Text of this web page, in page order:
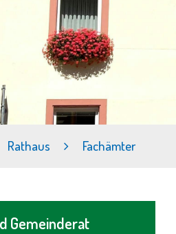
Rathaus Fachämter
Gemeinderat